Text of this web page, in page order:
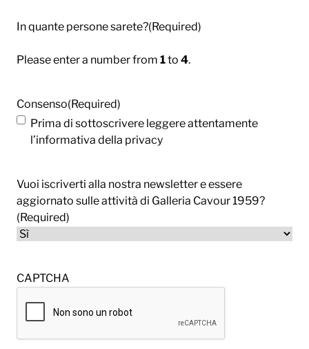
In quante persone sarete?(Required)
Please enter a number from 1to 4.
Consenso(Required)
Prima di sottoscrivere leggere attentamente
l’informativa della privacy
Vuoi iscriverti alla nostra newsletter e essere
aggiornato sulle attività di Galleria Cavour 1959?
(Required)
CAPTCHA